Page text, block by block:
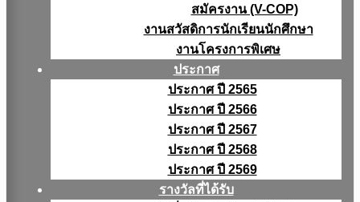
สมัครงาน (V-COP)
งานสวัสดิการนักเรียนนักศึกษา
งานโครงการพิเศษ
ประกาศ
ประกาศ ปี 2565
ประกาศ ปี 2566
ประกาศ ปี 2567
ประกาศ ปี 2568
ประกาศ ปี 2569
รางวัลที่ได้รับ